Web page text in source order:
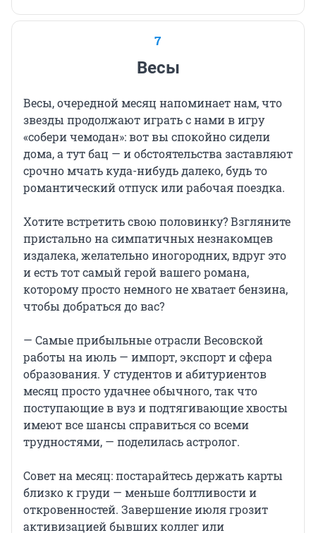
7
Весы
Весы, очередной месяц напоминает нам, что
звезды продолжают играть с нами в игру
«собери чемодан»: вот вы спокойно сидели
дома, а тут бац — и обстоятельства заставляют
срочно мчать куда-нибудь далеко, будь то
романтический отпуск или рабочая поездка.
Хотите встретить свою половинку? Взгляните
пристально на симпатичных незнакомцев
издалека, желательно иногородних, вдруг это
и есть тот самый герой вашего романа,
которому просто немного не хватает бензина,
чтобы добраться до вас?
— Самые прибыльные отрасли Весовской
работы на июль — импорт, экспорт и сфера
образования. У студентов и абитуриентов
месяц просто удачнее обычного, так что
поступающие в вуз и подтягивающие хвосты
имеют все шансы справиться со всеми
трудностями, — поделилась астролог.
Совет на месяц: постарайтесь держать карты
близко к груди — меньше болтливости и
откровенностей. Завершение июля грозит
активизацией бывших коллег или